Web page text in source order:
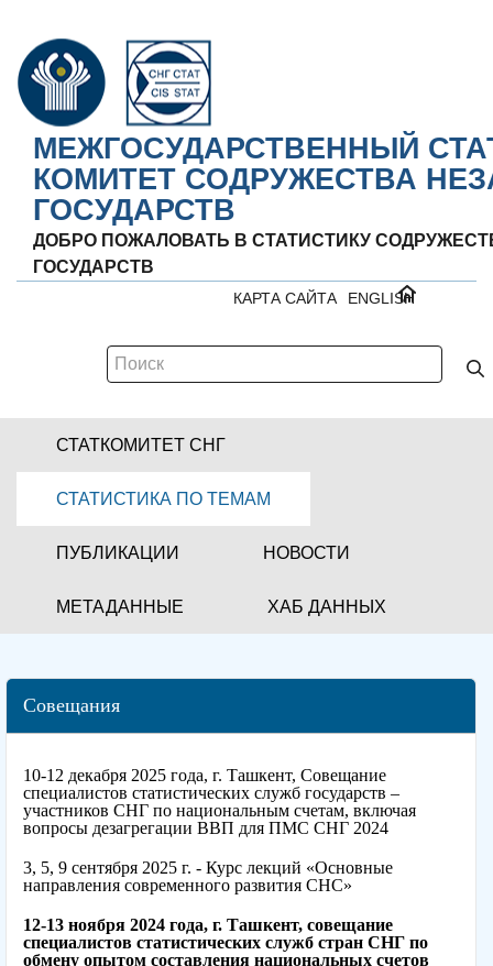
МЕЖГОСУДАРСТВЕННЫЙ
КОМИТЕТ СОДРУЖЕСТВА
ГОСУДАРСТВ
ДОБРО ПОЖАЛОВАТЬ В СТАТИСТИКУ
ГОСУДАРСТВ
ENGLISH
КАРТА САЙТА
СТАТКОМИТЕТ СНГ
СТАТИСТИКА ПО ТЕМАМ
ПУБЛИКАЦИИ НОВОСТИ
МЕТАДАННЫЕ ХАБ ДАННЫХ
Совещания
10-12 декабря 2025 года, г. Ташкент, Совещание
специалистов статистических служб государств –
участников СНГ по национальным счетам, включая
вопросы дезагрегации ВВП для ПМС СНГ 2024
3, 5, 9 сентября 2025 г. - Курс лекций «Основные
направления современного развития СНС»
12-13 ноября 2024 года, г. Ташкент, совещание
специалистов статистических служб стран СНГ по
обмену опытом составления национальных счетов